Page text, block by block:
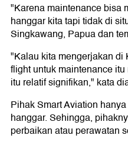
"Karena maintenance bisa
hanggar kita tapi tidak di
Singkawang, Papua dan
"Kalau kita mengerjakan di
flight untuk maintenance
itu relatif signifikan," kata
Pihak Smart Aviation
hanggar. Sehingga,
perbaikan atau perawatan